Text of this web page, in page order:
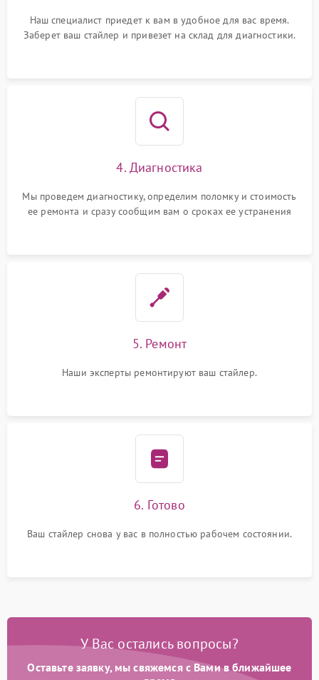
Наш специалист приедет к вам в удобное для вас время.
Заберет ваш стайлер и привезет на склад для диагностики.
4. Диагностика
Мы проведем диагностику, определим поломку и стоимость
ее ремонта и сразу сообщим вам о сроках ее устранения
5. Ремонт
Наши эксперты ремонтируют ваш стайлер.
6. Готово
Ваш стайлер снова у вас в полностью рабочем состоянии.
У Вас остались вопросы?
Оставьте заявку, мы свяжемся с Вами в ближайшее